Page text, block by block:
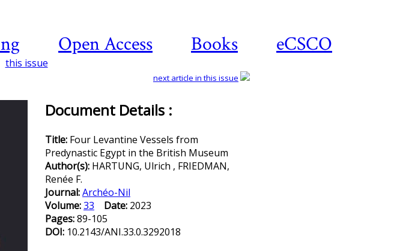
Open Access Books eCSCO
this issue
next article in this issue
Document Details :
Title: Four Levantine Vessels from
Predynastic Egypt in the British Museum
Author(s): HARTUNG, Ulrich , FRIEDMAN,
Renée F.
Journal:Archéo-Nil
Volume:33 Date: 2023
Pages:89-105
DOI: 10.2143/ANI.33.0.3292018